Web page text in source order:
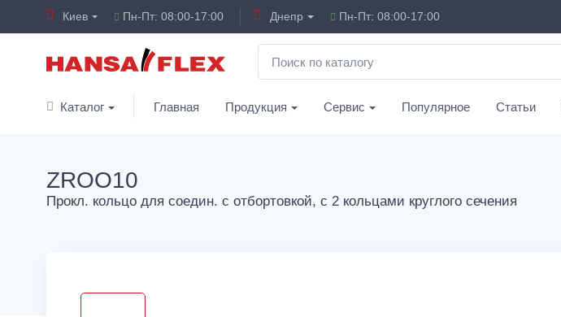
Киев Пн-Пт: 08:00-17:00 Днепр Пн-Пт: 08:00-17:00
Каталог Главная Продукция Сервис Популярное Статьи
ZROO10
Прокл. кольцо для соедин. с отбортовкой, с 2 кольцами круглого сечения